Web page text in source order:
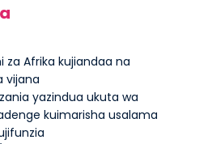
za Afrika kujiandaa na
vijana
yazindua ukuta wa
kuimarisha usalama